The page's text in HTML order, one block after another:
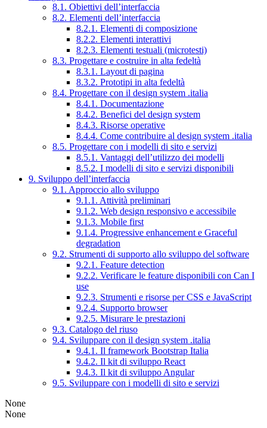
8.1. Obiettivi dell’interfaccia
8.2. Elementi dell’interfaccia
8.2.1. Elementi di composizione
8.2.2. Elementi interattivi
8.2.3. Elementi testuali (microtesti)
8.3. Progettare e costruire in alta fedeltà
8.3.1. Layout di pagina
8.3.2. Prototipi in alta fedeltà
8.4. Progettare con il design system .italia
8.4.1. Documentazione
8.4.2. Benefici del design system
8.4.3. Risorse operative
8.4.4. Come contribuire al design system .italia
8.5. Progettare con i modelli di sito e servizi
8.5.1. Vantaggi dell’utilizzo dei modelli
8.5.2. I modelli di sito e servizi disponibili
9. Sviluppo dell’interfaccia
9.1. Approccio allo sviluppo
9.1.1. Attività preliminari
9.1.2. Web design responsivo e accessibile
9.1.3. Mobile first
9.1.4. Progressive enhancement e Graceful
degradation
9.2. Strumenti di supporto allo sviluppo del software
9.2.1. Feature detection
9.2.2. Verificare le feature disponibili con Can I
use
9.2.3. Strumenti e risorse per CSS e JavaScript
9.2.4. Supporto browser
9.2.5. Misurare le prestazioni
9.3. Catalogo del riuso
9.4. Sviluppare con il design system .italia
9.4.1. Il framework Bootstrap Italia
9.4.2. Il kit di sviluppo React
9.4.3. Il kit di sviluppo Angular
9.5. Sviluppare con i modelli di sito e servizi
None
None